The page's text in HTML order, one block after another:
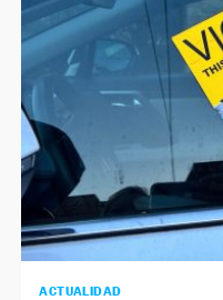
ACTUALIDAD